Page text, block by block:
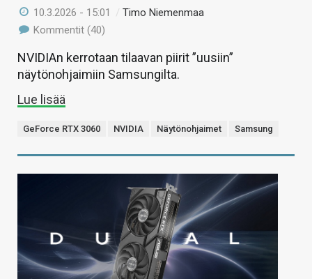
10.3.2026 - 15:01 /Timo Niemenmaa
Kommentit (40)
NVIDIAn kerrotaan tilaavan piirit ”uusiin”
näytönohjaimiin Samsungilta.
Lue lisää
GeForce RTX 3060 NVIDIA Näytönohjaimet Samsung